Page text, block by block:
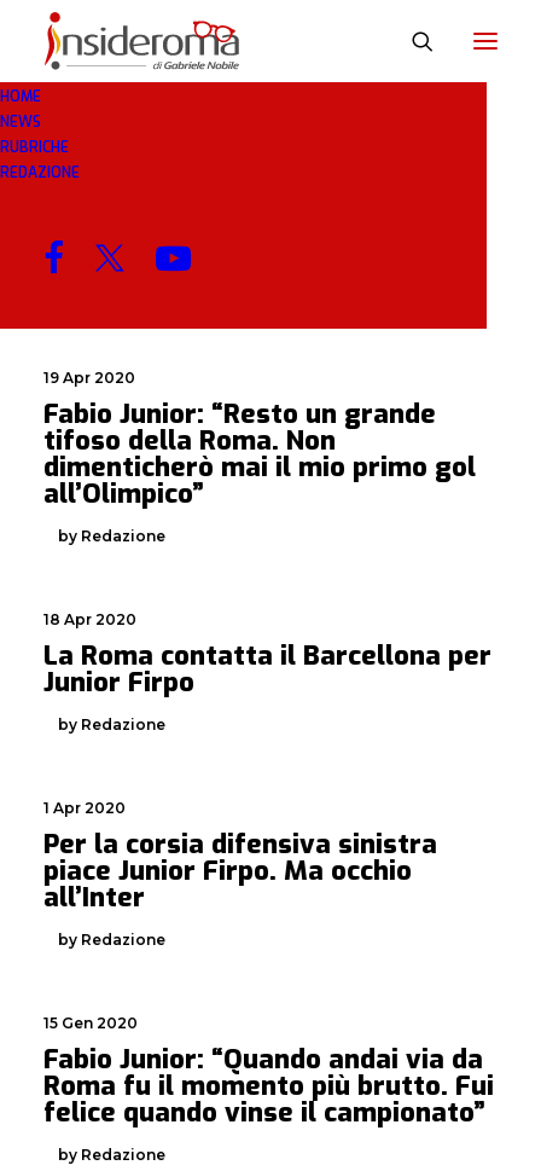
HOME
NEWS
RUBRICHE
REDAZIONE
JUNIOR
MENU
19 Apr 2020
Fabio Junior: “Resto un grande
tifoso della Roma. Non
dimenticherò mai il mio primo gol
all’Olimpico”
by Redazione
18 Apr 2020
La Roma contatta il Barcellona per
Junior Firpo
by Redazione
1 Apr 2020
Per la corsia difensiva sinistra
piace Junior Firpo. Ma occhio
all’Inter
by Redazione
15 Gen 2020
Fabio Junior: “Quando andai via da
Roma fu il momento più brutto. Fui
felice quando vinse il campionato”
by Redazione